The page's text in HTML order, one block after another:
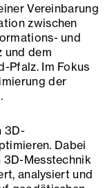
Vereinbarung
zwischen
und
und dem
Pfalz. Im Fokus
der
3D-
Dabei
3D-Messtechnik
analysiert und